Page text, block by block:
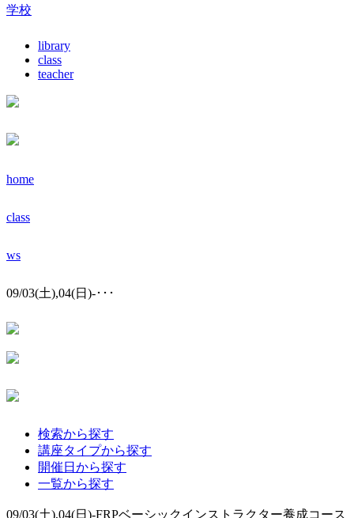
学校
library
class
teacher
home
class
ws
09/03(土),04(日)-･･･
検索から探す
講座タイプから探す
開催日から探す
一覧から探す
09/03(土),04(日)-FRPベーシックインストラクター養成コース